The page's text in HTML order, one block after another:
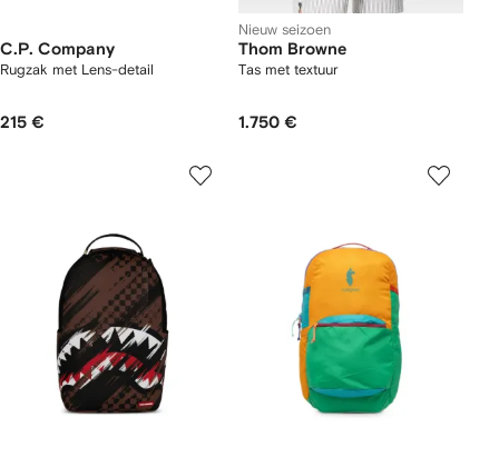
C.P. Company
Rugzak met Lens-detail
215 €
Nieuw seizoen
Thom Browne
Tas met textuur
1.750 €